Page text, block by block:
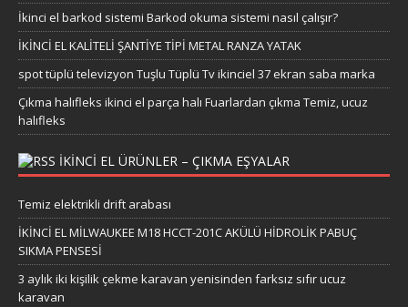
İkinci el barkod sistemi Barkod okuma sistemi nasıl çalışır?
İKİNCİ EL KALİTELİ ŞANTİYE TİPİ METAL RANZA YATAK
spot tüplü televizyon Tuşlu Tüplü Tv ikinciel 37 ekran saba marka
Çıkma halıfleks ikinci el parça halı Fuarlardan çıkma Temiz, ucuz
halıfleks
IKINCI EL ÜRÜNLER – ÇIKMA EŞYALAR
Temiz elektrikli drift arabası
İKİNCİ EL MİLWAUKEE M18 HCCT-201C AKÜLÜ HİDROLİK PABUÇ
SIKMA PENSESİ
3 aylık iki kişilik çekme karavan yenisinden farksız sıfır ucuz
karavan